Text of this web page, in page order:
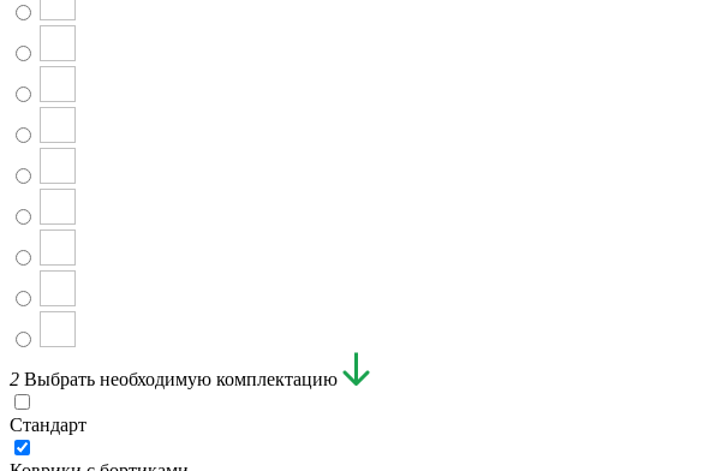
2 Выбрать необходимую комплектацию
Стандарт